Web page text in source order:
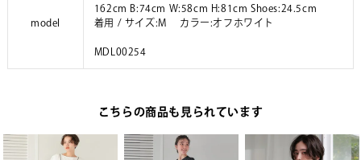
model
162cm B:74cm W:58cm H:81cm Shoes:24.5cm
着用 / サイズ:M カラー:オフホワイト
MDL00254
こちらの商品も見られています